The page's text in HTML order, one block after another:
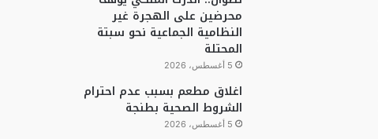
محرضين على الهجرة غير
النظامية الجماعية نحو سبتة
المحتلة
5 أغسطس، 2026
اغلاق مطعم بسبب عدم احترام
الشروط الصحية بطنجة
5 أغسطس، 2026